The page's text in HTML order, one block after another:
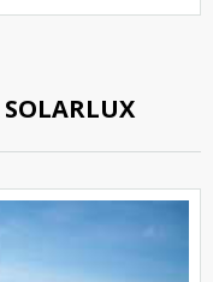
SOLARLUX